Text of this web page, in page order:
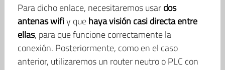
Para dicho enlace, necesitaremos usardos
antenas wifiy quehaya visión casi directa entre
ellas, para que funcione correctamente la
conexión. Posteriormente, como en el caso
anterior, utilizaremos un router neutro o PLC con